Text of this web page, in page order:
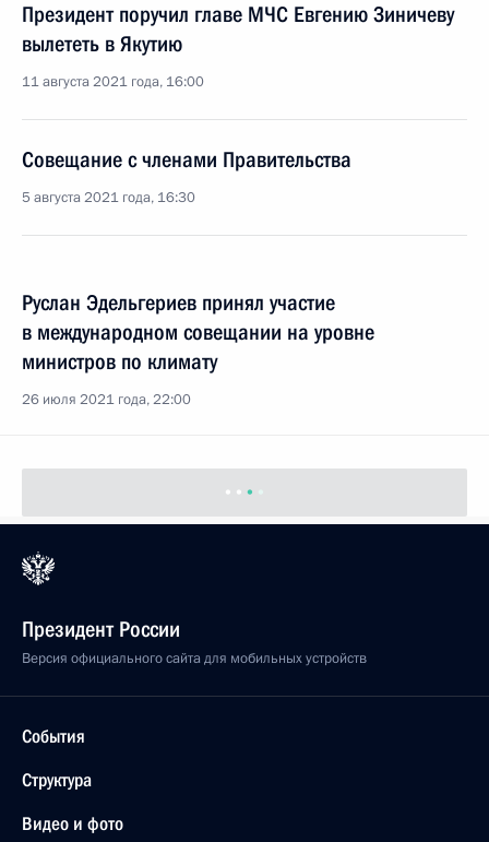
Президент поручил главе МЧС Евгению Зиничеву
вылететь в Якутию
11 августа 2021 года, 16:00
Совещание с членами Правительства
5 августа 2021 года, 16:30
Руслан Эдельгериев принял участие
в международном совещании на уровне
министров по климату
26 июля 2021 года, 22:00
Президент России
Версия официального сайта для мобильных устройств
События
Структура
Видео и фото